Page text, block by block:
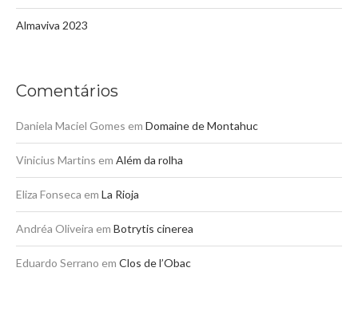
Almaviva 2023
Comentários
Daniela Maciel Gomes em Domaine de Montahuc
Vinicius Martins em Além da rolha
Eliza Fonseca em La Rioja
Andréa Oliveira em Botrytis cinerea
Eduardo Serrano em Clos de l’Obac